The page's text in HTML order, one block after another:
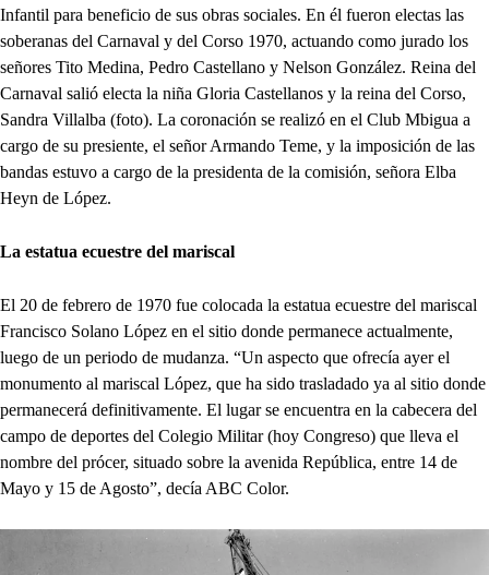
Infantil para beneficio de sus obras sociales. En él fueron electas las
soberanas del Carnaval y del Corso 1970, actuando como jurado los
señores Tito Medina, Pedro Castellano y Nelson González. Reina del
Carnaval salió electa la niña Gloria Castellanos y la reina del Corso,
Sandra Villalba (foto). La coronación se realizó en el Club Mbigua a
cargo de su presiente, el señor Armando Teme, y la imposición de las
bandas estuvo a cargo de la presidenta de la comisión, señora Elba
Heyn de López.
La estatua ecuestre del mariscal
El 20 de febrero de 1970 fue colocada la estatua ecuestre del mariscal
Francisco Solano López en el sitio donde permanece actualmente,
luego de un periodo de mudanza. “Un aspecto que ofrecía ayer el
monumento al mariscal López, que ha sido trasladado ya al sitio donde
permanecerá definitivamente. El lugar se encuentra en la cabecera del
campo de deportes del Colegio Militar (hoy Congreso) que lleva el
nombre del prócer, situado sobre la avenida República, entre 14 de
Mayo y 15 de Agosto”, decía ABC Color.